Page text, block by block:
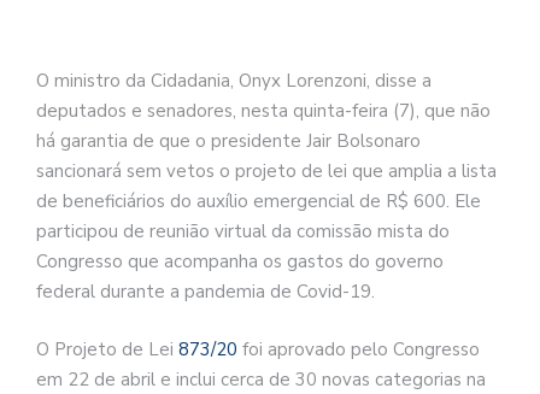
O ministro da Cidadania, Onyx Lorenzoni, disse a
deputados e senadores, nesta quinta-feira (7), que não
há garantia de que o presidente Jair Bolsonaro
sancionará sem vetos o projeto de lei que amplia a lista
de beneficiários do auxílio emergencial de R$ 600. Ele
participou de reunião virtual da comissão mista do
Congresso que acompanha os gastos do governo
federal durante a pandemia de Covid-19.
O Projeto de Lei 873/20 foi aprovado pelo Congresso
em 22 de abril e inclui cerca de 30 novas categorias na